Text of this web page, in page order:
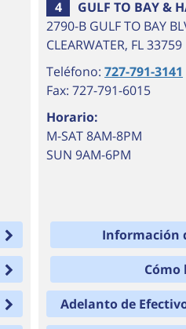
4
GULF TO BAY &
2790-B GULF TO BAY
CLEARWATER, FL33759
Teléfono:727-791-3141
Fax: 727-791-6015
Horario:
M-SAT 8AM-8PM
SUN 9AM-6PM
Información
Cómo
Adelanto de